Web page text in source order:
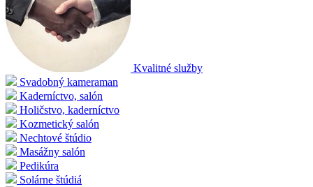
Kvalitné služby
Svadobný kameraman
Kaderníctvo, salón
Holičstvo, kaderníctvo
Kozmetický salón
Nechtové štúdio
Masážny salón
Pedikúra
Solárne štúdiá